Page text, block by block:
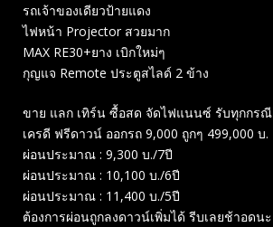
รถเจ้าของเดียวป้ายแดง
ไฟหน้า Projector สวยมาก
MAX RE30+ยาง เบิกใหม่ๆ
กุญแจ Remote ประตูสไลด์ 2 ข้าง
ขาย แลก เทิร์น ซื้อสด จัดไฟแนนซ์ รับทุกกรณี
เครดี ฟรีดาวน์ ออกรถ 9,000 ถูกๆ 499,000 บ.
ผ่อนประมาณ : 9,300 บ./7ปี
ผ่อนประมาณ : 10,100 บ./6ปี
ผ่อนประมาณ : 11,400 บ./5ปี
ต้องการผ่อนถูกลงดาวน์เพิ่มได้ รีบเลยช้าอดนะ